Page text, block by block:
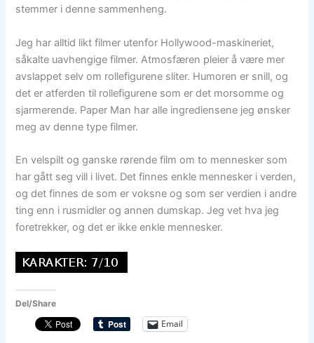
stemmer i denne sammenheng.
Jeg har alltid likt filmer utenfor Hollywood-maskineriet,
såkalte uavhengige filmer. Atmosfæren pleier å være mer
avslappet selv om rollefigurene sliter. Humoren er snill, og
det er atferden til rollefigurene som er det morsomme og
sjarmerende. Paper Man har alle ingrediensene jeg ønsker
meg av denne type filmer.
En velspilt og ganske rørende film om to mennesker som
har gått seg vill i livet. Det finnes enkle mennesker i verden,
og det finnes de som er voksne og som ser verdien i andre
ting enn i rusmidler og annen dumskap. Jeg vet hva jeg
foretrekker, og det er ikke enkle mennesker.
Del/Share
Email